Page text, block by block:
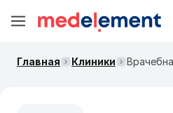
Главная Клиники